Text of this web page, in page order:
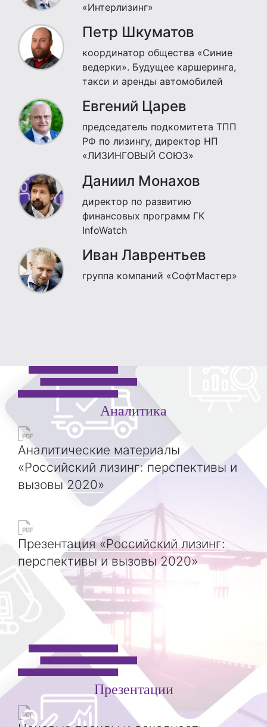
«Интерлизинг»
Петр Шкуматов
координатор общества «Синие
ведерки». Будущее каршеринга,
такси и аренды автомобилей
Евгений Царев
председатель подкомитета ТПП
РФ по лизингу, директор НП
«ЛИЗИНГОВЫЙ СОЮЗ»
Даниил Монахов
директор по развитию
финансовых программ ГК
InfoWatch
Иван Лаврентьев
группа компаний «СофтМастер»
Аналитика
Аналитические материалы
«Российский лизинг: перспективы и
вызовы 2020»
Презентация «Российский лизинг:
перспективы и вызовы 2020»
Презентации